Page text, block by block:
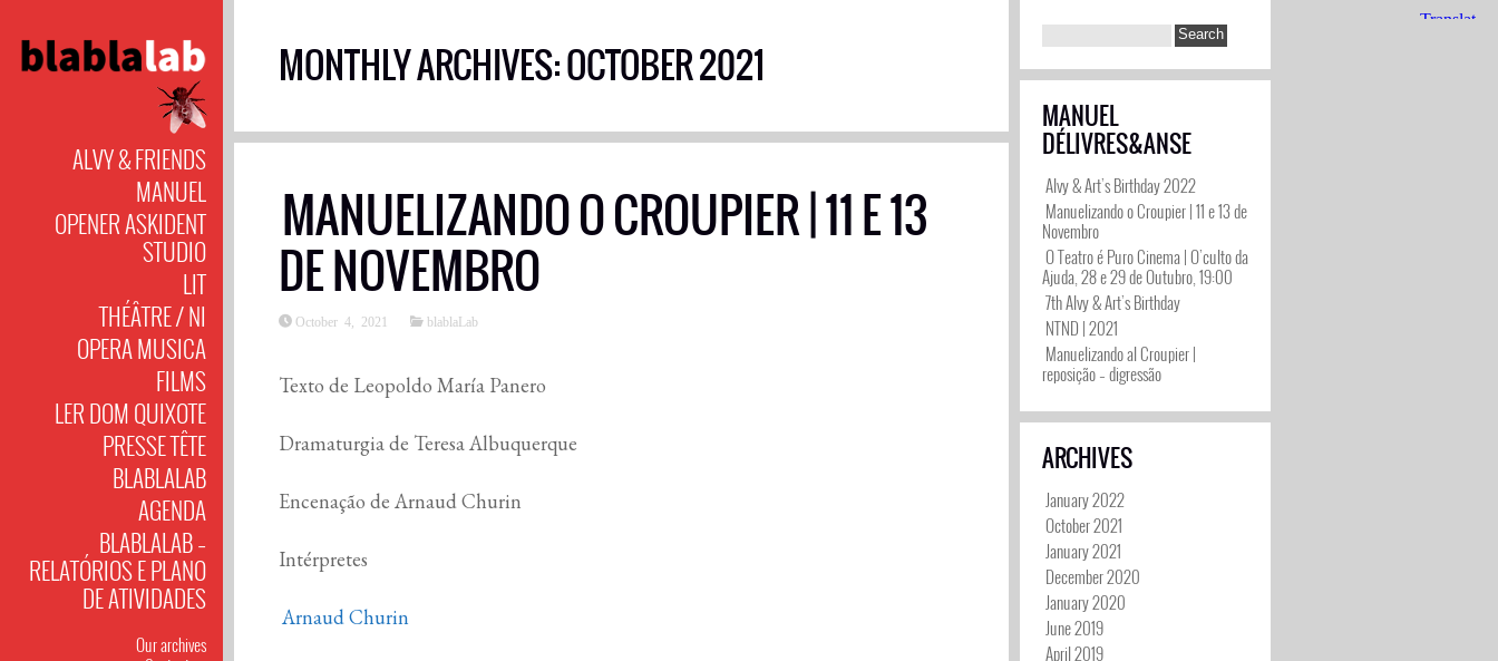
ALVY & FRIENDS
MANUEL
OPENER ASKIDENT
STUDIO
LIT
THÉÂTRE / NI
OPERA MUSICA
FILMS
LER DOM QUIXOTE
PRESSE TÊTE
BLABLALAB
AGENDA
BLABLALAB –
RELATÓRIOS E PLANO
DE ATIVIDADES
Our archives
MONTHLY ARCHIVES: OCTOBER 2021
MANUELIZANDO O CROUPIER | 11 E 13
DE NOVEMBRO
October 4, 2021 blablaLab
Texto de Leopoldo María Panero
Dramaturgia de Teresa Albuquerque
Encenação de Arnaud Churin
Intérpretes
Arnaud Churin
MANUEL
DÉLIVRES&ANSE
Alvy & Art’s Birthday 2022
Manuelizando o Croupier | 11 e 13 de
Novembro
O Teatro é Puro Cinema | O’culto da
Ajuda, 28 e 29 de Outubro, 19:00
7th Alvy & Art’s Birthday
NTND | 2021
Manuelizando al Croupier |
reposição – digressão
ARCHIVES
January 2022
October 2021
January 2021
December 2020
January 2020
June 2019
April 2019